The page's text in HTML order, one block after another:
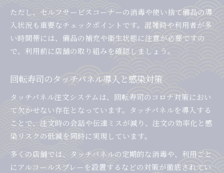
ただし、セルフサービスコーナーの消毒や使い捨て備品の導
入状況も重要なチェックポイントです。混雑時や利用者が多
い時間帯には、備品の補充や衛生状態に注意が必要ですの
で、利用前に店舗の取り組みを確認しましょう。
回転寿司のタッチパネル導入と感染対策
タッチパネル注文システムは、回転寿司のコロナ対策におい
て欠かせない存在となっています。タッチパネルを導入する
ことで、注文時の会話や伝達ミスが減り、注文の効率化と感
染リスクの低減を同時に実現しています。
多くの店舗では、タッチパネルの定期的な消毒や、利用ごと
にアルコールスプレーを設置するなどの対策が徹底されてい